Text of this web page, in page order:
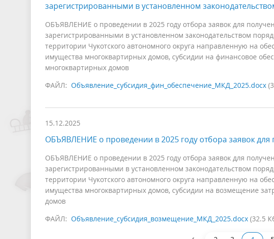
зарегистрированными в установленном
ОБЪЯВЛЕНИЕ о проведении в 2025 году отбора заявок для
зарегистрированными в установленном законодательством
территории Чукотского автономного округа направленную на
имущества многоквартирных домов, субсидии на финансовое
многоквартирных домов
ФАЙЛ: Объявление_субсидия_фин_обеспечение_МКД_2025.docx
15.12.2025
ОБЪЯВЛЕНИЕ о проведении в 2025 году отбора заявок
ОБЪЯВЛЕНИЕ о проведении в 2025 году отбора заявок для
зарегистрированными в установленном законодательством
территории Чукотского автономного округа направленную на
имущества многоквартирных домов, субсидии на возмещение
домов
ФАЙЛ: Объявление_субсидия_возмещение_МКД_2025.docx (32.5